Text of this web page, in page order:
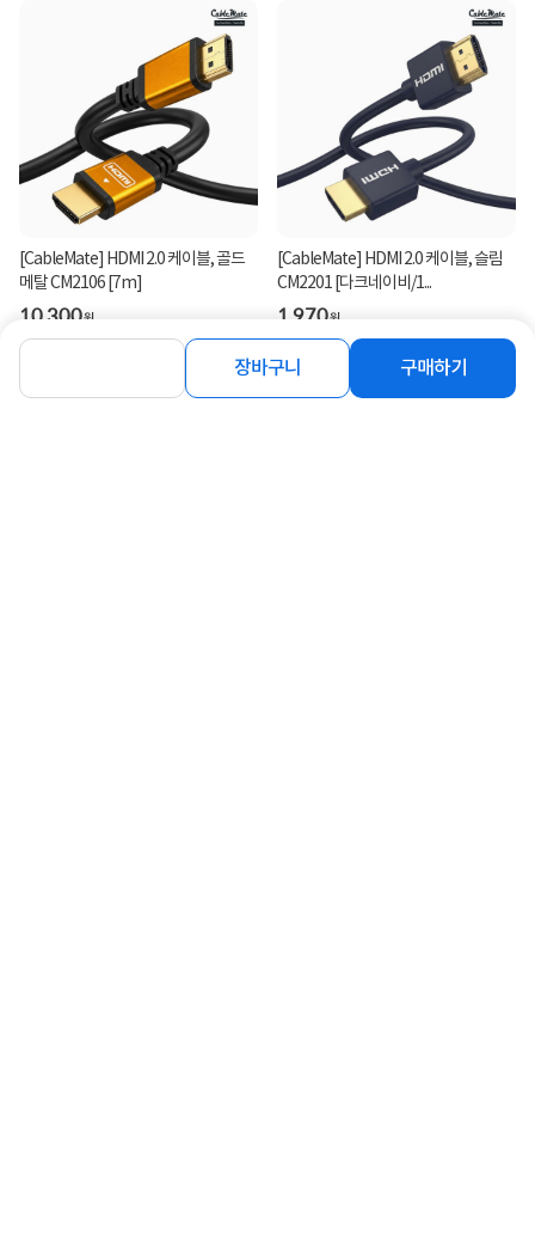
장바구니 구매하기
[CableMate] HDMI 2.0 케이블, 골드
메탈 CM2106 [7m]
10,300원
[CableMate] HDMI 2.0 케이블, 슬림
CM2201 [다크네이비/1...
1,970원
연관상품 더보기